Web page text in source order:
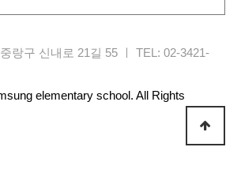
랑구 신내로 21길 55 ㅣ TEL: 02-3421-
elementary school. All Rights